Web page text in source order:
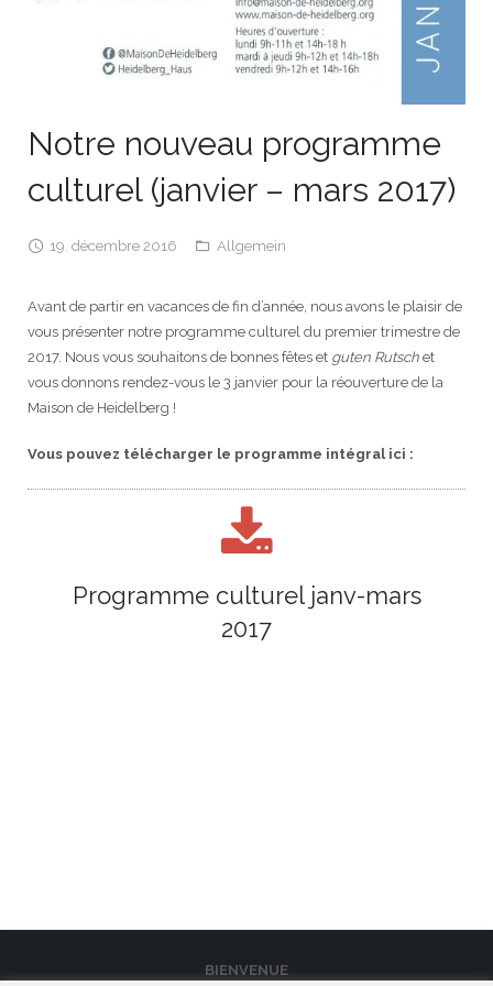
Notre nouveau programme
culturel (janvier – mars 2017)
19. décembre 2016 Allgemein
Avant de partir en vacances de fin d’année, nous avons le plaisir de
vous présenter notre programme culturel du premier trimestre de
2017. Nous vous souhaitons de bonnes fêtes et guten Rutsch et
vous donnons rendez-vous le 3 janvier pour la réouverture de la
Maison de Heidelberg !
Vous pouvez télécharger le programme intégral ici :
Programme culturel janv-mars
2017
BIENVENUE